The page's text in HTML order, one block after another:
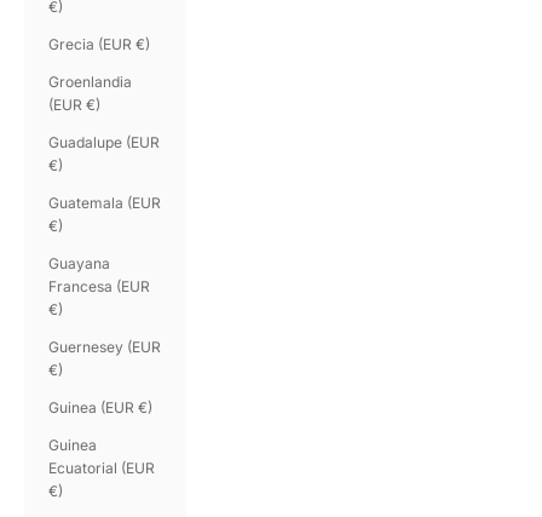
€)
Grecia (EUR €)
Groenlandia
(EUR €)
Guadalupe (EUR
€)
Guatemala (EUR
€)
Guayana
Francesa (EUR
€)
Guernesey (EUR
€)
Guinea (EUR €)
Guinea
Ecuatorial (EUR
€)